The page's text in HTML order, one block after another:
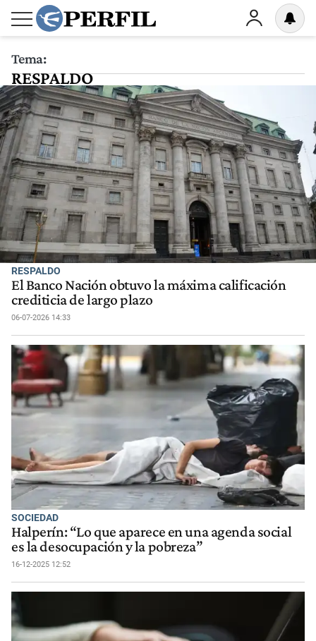
Tema:
RESPALDO
RESPALDO
El Banco Nación obtuvo la máxima calificación
crediticia de largo plazo
06-07-2026 14:33
SOCIEDAD
Halperín: “Lo que aparece en una agenda social
es la desocupación y la pobreza”
16-12-2025 12:52